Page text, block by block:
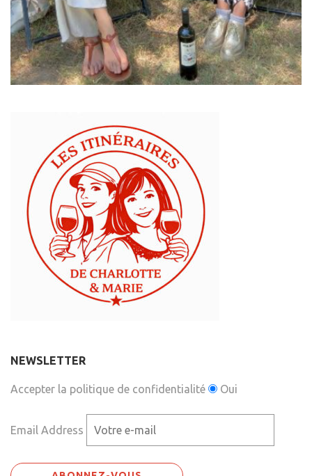
NEWSLETTER
Accepter la politique de confidentialité Oui
Email Address